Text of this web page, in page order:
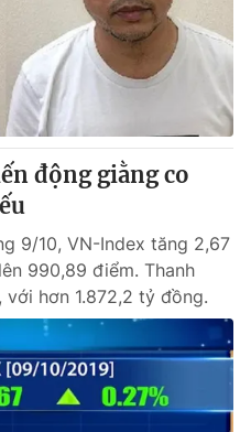
nếu không có sự chấp
VTV.vn khi phát hành lại
động giằng co
9/10, VN-Index tăng 2,67
990,89 điểm. Thanh
hơn 1.872,2 tỷ đồng.